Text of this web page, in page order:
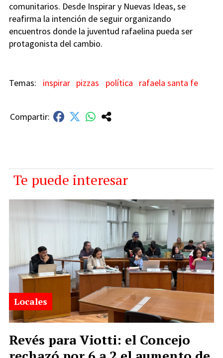
comunitarios. Desde Inspirar y Nuevas Ideas, se
reafirma la intención de seguir organizando
encuentros donde la juventud rafaelina pueda ser
protagonista del cambio.
inspirar pizzas política rafaela santa fe
Te puede interesar
Revés para Viotti: el Concejo
Locales